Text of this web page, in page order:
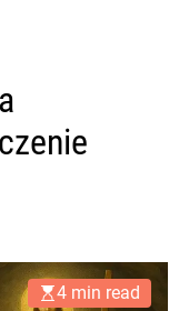
4 min read